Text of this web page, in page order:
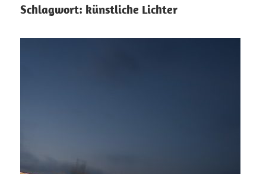
Schlagwort: künstliche Lichter